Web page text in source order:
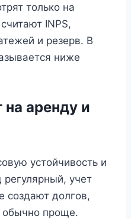
только на
INPS,
и резерв. В
ниже
на аренду и
устойчивость и
учет
создают долгов,
обычно проще.